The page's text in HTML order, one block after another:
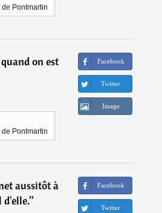
Pontmartin
on est
Pontmartin
Facebook
Twitter
Image
aussitôt à
d'elle.”
Facebook
Twitter